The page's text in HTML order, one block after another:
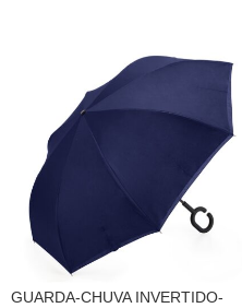
GUARDA-CHUVA INVERTIDO-